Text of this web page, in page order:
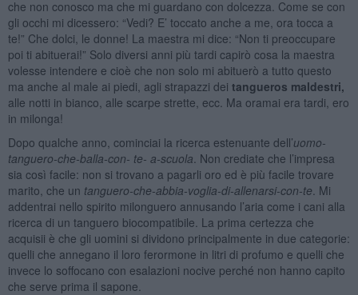
che non conosco ma che mi guardano con dolcezza. Come se con
gli occhi mi dicessero: “Vedi? E’ toccato anche a me, ora tocca a
te!” Che dolci, le donne! La maestra mi dice: “Non ti preoccupare
poi ti abituerai!” Solo diversi anni più tardi capirò cosa la maestra
volesse intendere e cioè che non solo mi abituerò a tutto questo
ma anche al male ai piedi, agli strapazzi dei tangueros maldestri,
alle notti in bianco, alle scarpe strette, ecc. Ma oramai era tardi, ero
in milonga!
Dopo qualche anno, cominciai la ricerca estenuante dell’uomo-
tanguero-che-balla-con- te- a-scuola . Non crediate che l’impresa
sia così facile: non si trovano a pagarli oro ed è più facile trovare
marito, che un tanguero-che-abbia-voglia-di-allenarsi-con-te . Mi
addentrai nello spirito milonguero annusando l’aria come i cani alla
ricerca di un tanguero biocompatibile. La prima certezza che
acquisii è che gli uomini si dividono principalmente in due categorie:
quelli che annegano il loro ferormone in litri di profumo e quelli che
invece lo soffocano con esalazioni nocive perché non hanno capito
che serve prima il sapone.